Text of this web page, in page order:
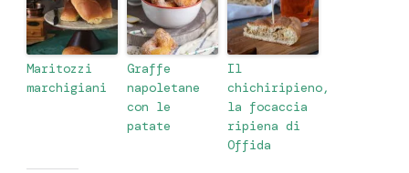
Maritozzi
marchigiani
Graffe
napoletane
con le
patate
Il
chichiripieno,
la focaccia
ripiena di
Offida